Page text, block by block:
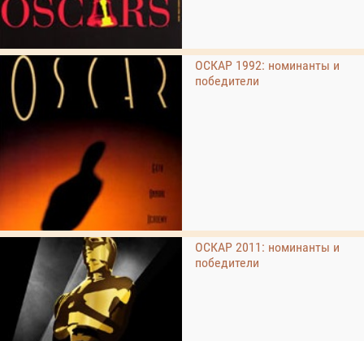
ОСКАР 1992: номинанты и
победители
ОСКАР 2011: номинанты и
победители